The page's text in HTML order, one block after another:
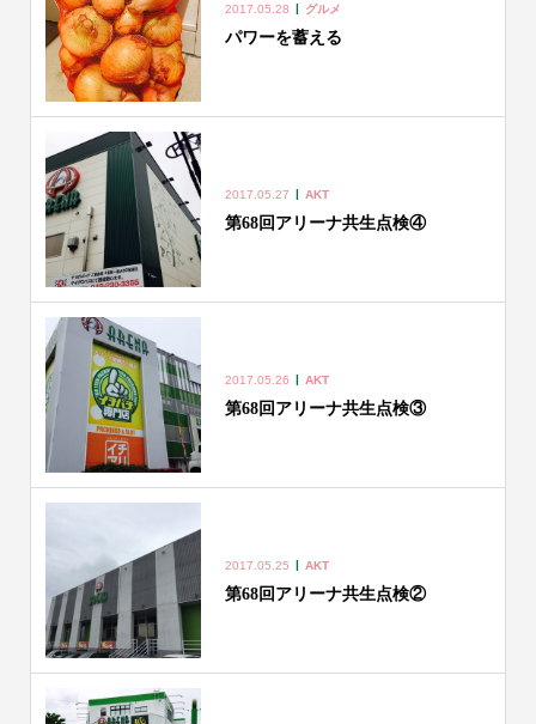
2017.05.28 グルメ
パワーを蓄える
2017.05.27 AKT
第68回アリーナ共生点検④
2017.05.26 AKT
第68回アリーナ共生点検③
2017.05.25 AKT
第68回アリーナ共生点検②